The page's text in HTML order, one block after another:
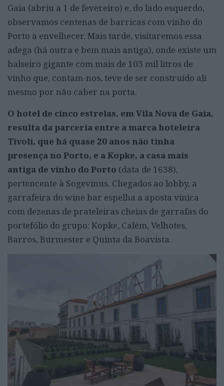
Gaia (abriu a 1 de fevereiro) e, do lado esquerdo,
observamos centenas de barricas com vinho do
Porto a envelhecer. Mais tarde, visitaremos essa
adega (há outra e bem mais antiga), onde existe um
balseiro gigante com mais de 103 mil litros de
vinho que, contam-nos, teve de ser construído ali
mesmo por não caber na porta.
O hotel de cinco estrelas, em Vila Nova de Gaia,
resulta da parceria entre a marca hoteleira
Tivoli, que há quase 20 anos não tinha
presença no Porto, e a Kopke, a casa mais
antiga de vinho do Porto (data de 1638),
pertencente à Sogevinus. Chegados ao lobby, a
garrafeira do wine bar espelha a aposta vínica
com dezenas de prateleiras cheias de garrafas do
portefólio do grupo: Kopke, Calém, Velhotes,
Barros, Burmester e Quinta da Boavista.